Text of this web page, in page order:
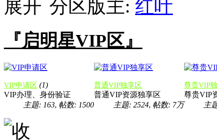
分区版主: 红叶
『启明星VIP区』
VIP申请区 (1)
VIP办理、身份验证
主题: 163, 帖数: 1500
普通VIP独享区
普通VIP资源独享区
主题: 2524, 帖数: 7万
尊贵VIP
尊贵VIP
主